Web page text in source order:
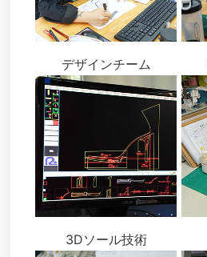
デザインチーム
3Dソール技術